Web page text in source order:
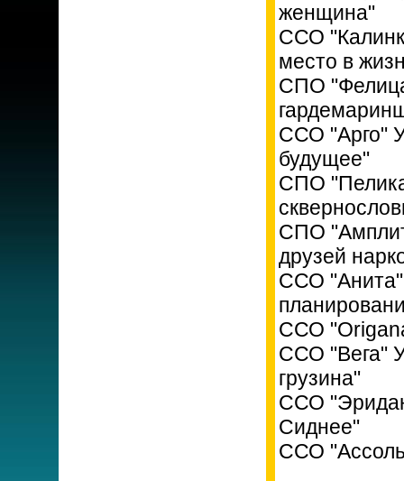
женщина"
ССО
место в
СПО
ССО "Арго"
будущее"
СПО
СПО
друзей
ССО "Анита"
ССО
ССО "Вега"
грузина"
ССО
Сиднее"
ССО